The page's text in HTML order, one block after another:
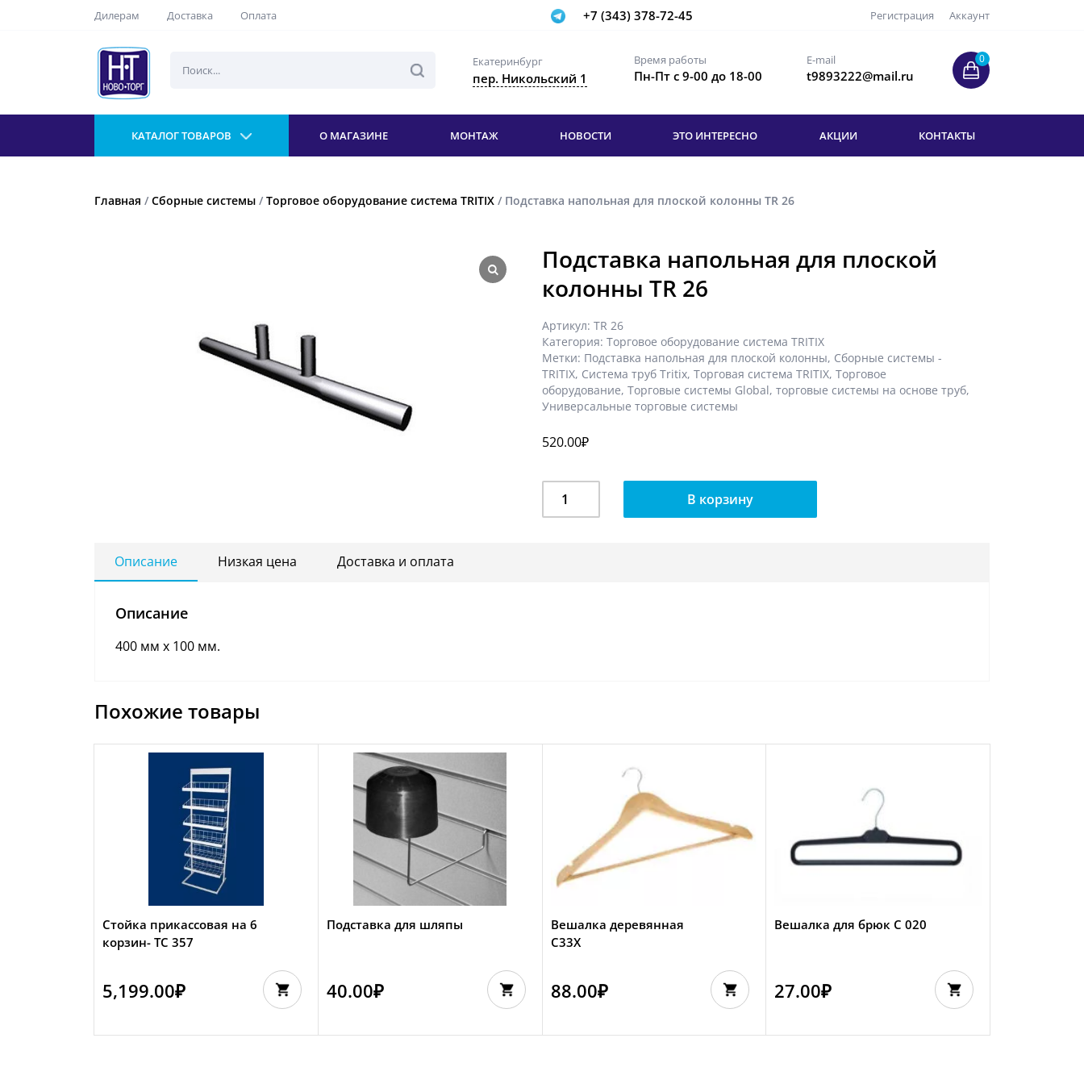
Дилерам Доставка Оплата +7 (343) 378-72-45 Регистрация Аккаунт
Екатеринбург
пер. Никольский 1
Время работы
Пн-Пт с 9-00 до 18-00
E-mail
t9893222@mail.ru
0
КАТАЛОГ ТОВАРОВ О МАГАЗИНЕ МОНТАЖ НОВОСТИ ЭТО ИНТЕРЕСНО АКЦИИ КОНТАКТЫ
Главная / Сборные системы / Торговое оборудование система TRITIX / Подставка напольная для плоской колонны TR 26
Подставка напольная для плоской
колонны TR 26
Артикул: TR 26
Категория: Торговое оборудование система TRITIX
Метки: Подставка напольная для плоской колонны, Сборные системы -
TRITIX, Система труб Tritix, Торговая система TRITIX, Торговое
оборудование, Торговые системы Global, торговые системы на основе труб,
Универсальные торговые системы
520.00₽
Подставка
В корзину
Описание Низкая цена Доставка и оплата
Описание
400 мм х 100 мм.
Похожие товары
Стойка прикассовая на 6
корзин- TC 357
5,199.00₽
Подставка для шляпы
40.00₽
Вешалка деревянная
C33Х
88.00₽
Вешалка для брюк С 020
27.00₽